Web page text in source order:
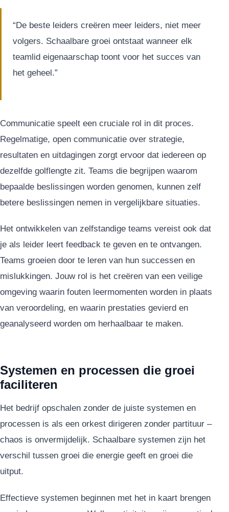
“De beste leiders creëren meer leiders, niet meer
volgers. Schaalbare groei ontstaat wanneer elk
teamlid eigenaarschap toont voor het succes van
het geheel.”
Communicatie speelt een cruciale rol in dit proces.
Regelmatige, open communicatie over strategie,
resultaten en uitdagingen zorgt ervoor dat iedereen op
dezelfde golflengte zit. Teams die begrijpen waarom
bepaalde beslissingen worden genomen, kunnen zelf
betere beslissingen nemen in vergelijkbare situaties.
Het ontwikkelen van zelfstandige teams vereist ook dat
je als leider leert feedback te geven en te ontvangen.
Teams groeien door te leren van hun successen en
mislukkingen. Jouw rol is het creëren van een veilige
omgeving waarin fouten leermomenten worden in plaats
van veroordeling, en waarin prestaties gevierd en
geanalyseerd worden om herhaalbaar te maken.
Systemen en processen die groei
faciliteren
Het bedrijf opschalen zonder de juiste systemen en
processen is als een orkest dirigeren zonder partituur –
chaos is onvermijdelijk. Schaalbare systemen zijn het
verschil tussen groei die energie geeft en groei die
uitput.
Effectieve systemen beginnen met het in kaart brengen